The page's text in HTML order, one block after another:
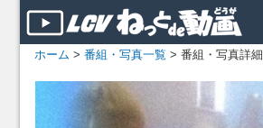
ホーム > 番組・写真一覧 > 番組・写真詳細